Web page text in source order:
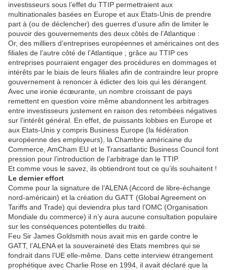
investisseurs sous l’effet du TTIP permettraient aux
multinationales basées en Europe et aux Etats-Unis de prendre
part à (ou de déclencher) des guerres d’usure afin de limiter le
pouvoir des gouvernements des deux côtés de l’Atlantique :
Or, des milliers d’entreprises européennes et américaines ont des
filiales de l’autre côté de l’Atlantique ; grâce au TTIP ces
entreprises pourraient engager des procédures en dommages et
intérêts par le biais de leurs filiales afin de contraindre leur propre
gouvernement à renoncer à édicter des lois qui les dérangent.
Avec une ironie écœurante, un nombre croissant de pays
remettent en question voire même abandonnent les arbitrages
entre investisseurs justement en raison des retombées négatives
sur l’intérêt général. En effet, de puissants lobbies en Europe et
aux Etats-Unis y compris Business Europe (la fédération
européenne des employeurs), la Chambre américaine du
Commerce, AmCham EU et le Transatlantic Business Council font
pression pour l’introduction de l’arbitrage dan le TTIP.
Et comme vous le savez, ils obtiendront tout ce qu’ils souhaitent !
Le dernier effort
Comme pour la signature de l’ALENA (Accord de libre-échange
nord-américain) et la création du GATT (Global Agreement on
Tariffs and Trade) qui deviendra plus tard l’OMC (Organisation
Mondiale du commerce) il n’y aura aucune consultation populaire
sur les conséquences potentielles du traité.
Feu Sir James Goldsmith nous avait mis en garde contre le
GATT, l’ALENA et la souveraineté des Etats membres qui se
fondrait dans l’UE elle-même. Dans cette interview étrangement
prophétique avec Charlie Rose en 1994, il avait déclaré que la